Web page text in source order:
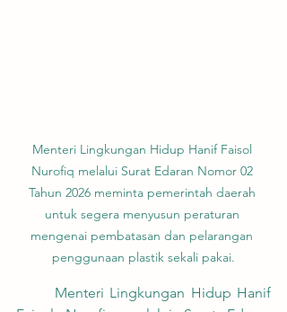
Menteri Lingkungan Hidup Hanif Faisol
Nurofiq melalui Surat Edaran Nomor 02
Tahun 2026 meminta pemerintah daerah
untuk segera menyusun peraturan
mengenai pembatasan dan pelarangan
penggunaan plastik sekali pakai.